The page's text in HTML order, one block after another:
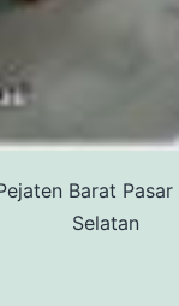
Barat
Selatan